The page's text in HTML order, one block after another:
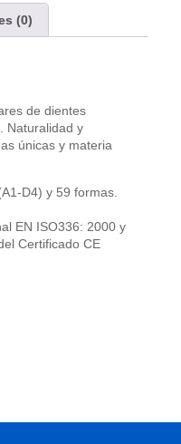
(0)
de dientes
Naturalidad y
únicas y materia
D4) y 59 formas.
EN ISO336: 2000 y
Certificado CE